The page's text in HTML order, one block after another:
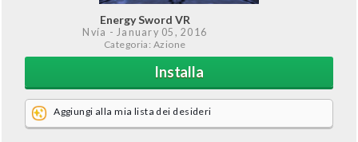
Energy Sword VR
Nvía - January 05, 2016
Categoria: Azione
Installa
Aggiungi alla mia lista dei desideri